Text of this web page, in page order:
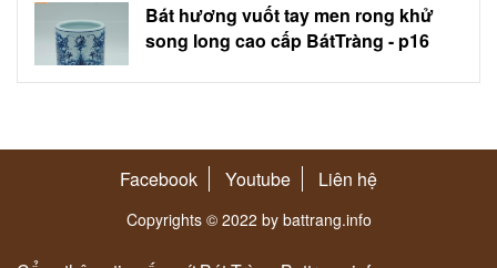
Bát hương vuốt tay men rong khử
song long cao cấp BátTràng - p16
Facebook Youtube Liên hệ
Copyrights © 2022 by battrang.info